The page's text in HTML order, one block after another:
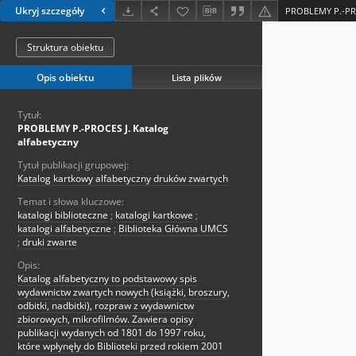
Ukryj szczegóły PROBLEMY P.-
Struktura obiektu
Opis obiektu Lista plików
Tytuł:
PROBLEMY P.-PROCES J. Katalog
alfabetyczny
Tytuł publikacji grupowej:
Katalog kartkowy alfabetyczny druków zwartych
Temat i słowa kluczowe:
katalogi biblioteczne ; katalogi kartkowe ;
katalogi alfabetyczne ; Biblioteka Główna UMCS
; druki zwarte
Opis:
Katalog alfabetyczny to podstawowy spis
wydawnictw zwartych nowych (książki, broszury,
odbitki, nadbitki), rozpraw z wydawnictw
zbiorowych, mikrofilmów. Zawiera opisy
publikacji wydanych od 1801 do 1997 roku,
które wpłynęły do Biblioteki przed rokiem 2001